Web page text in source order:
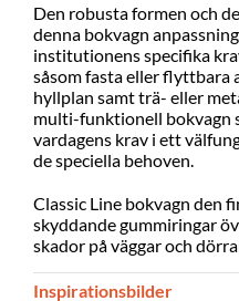
Den robusta formen och
denna bokvagn
institutionens specifika
såsom fasta eller flyttbara
hyllplan samt trä- eller
multi-funktionell bokvagn
vardagens krav i ett
de speciella behoven.
Classic Line bokvagn den
skyddande gummiringar
skador på väggar och
Inspirationsbilder